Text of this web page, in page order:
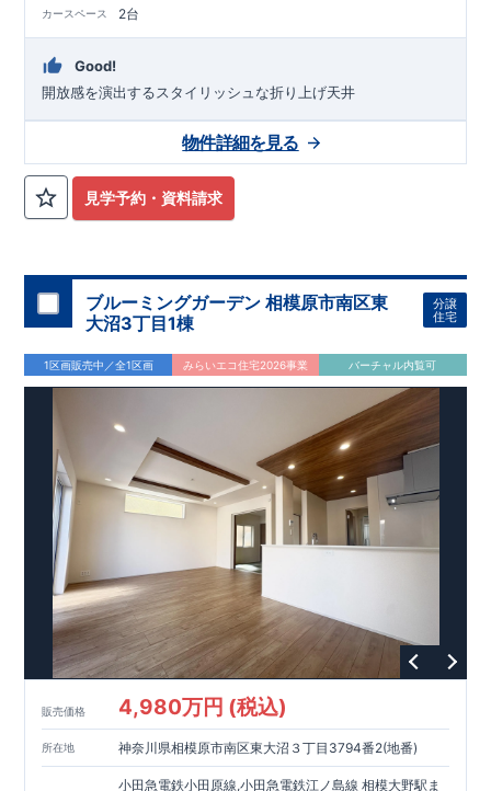
カースペース 2台
Good!
開放感を演出するスタイリッシュな折り上げ天井
見学予約・資料請求
物件詳細を見る
ブルーミングガーデン 相模原市南区東
大沼3丁目1棟
分譲
住宅
1区画販売中／全1区画 みらいエコ住宅2026事業 バーチャル内覧可
販売価格 4,980万円 (税込)
所在地 神奈川県相模原市南区東大沼３丁目3794番2(地番)
小田急電鉄小田原線,小田急電鉄江ノ島線 相模大野駅ま